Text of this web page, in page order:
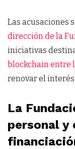
Las acusaciones
dirección de la
iniciativas
blockchain entre
renovar el
La
personal y